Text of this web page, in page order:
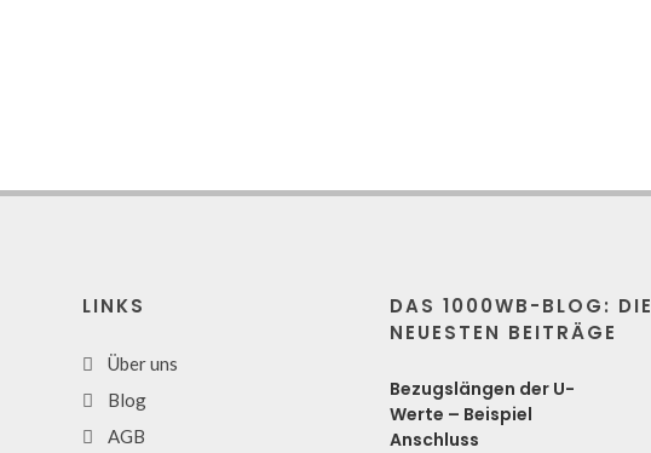
LINKS
Über uns
Blog
AGB
DAS 1000WB-BLOG: DIE
NEUESTEN BEITRÄGE
Bezugslängen der U-
Werte – Beispiel
Anschluss